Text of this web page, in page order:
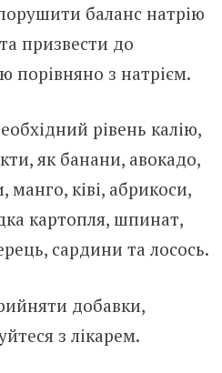
баланс натрію
призвести до
порівняно з натрієм.
рівень калію,
як банани, авокадо,
ківі, абрикоси,
картопля, шпинат,
сардини та лосось.
добавки,
з лікарем.